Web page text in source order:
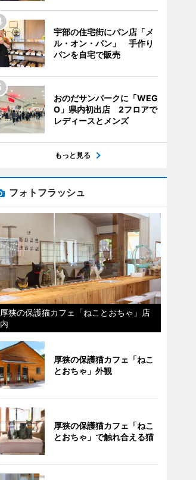
宇部の住宅街にパン店「メ
ル・オン・パン」 手作り
パンを自宅で販売
おのだサンパークに「WEG
O」県内初出店 2フロアで
レディースとメンズ
もっと見る
フォトフラッシュ
厚狭の保護猫カフェ「ねことおちゃ」店
内
厚狭の保護猫カフェ「ねこ
とおちゃ」外観
厚狭の保護猫カフェ「ねこ
とおちゃ」で触れ合える猫